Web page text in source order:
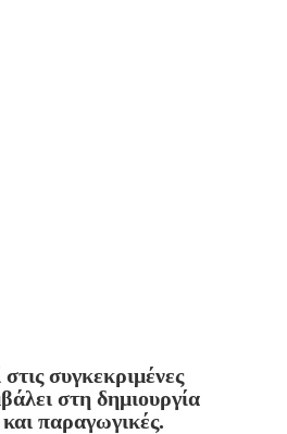
συγκεκριμένες
στη δημιουργία
παραγωγικές.